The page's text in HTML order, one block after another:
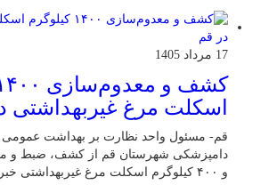
17 مرداد 1405
اسکلت مرغ غیربهداشتی
قم- مسئول واحد نظارت بر بهداشت عمومی و
دامپزشکی شهرستان قم از کشف، ضبط و
و ۴۰۰ کیلوگرم اسکلت مرغ غیربهداشتی خبر داد.